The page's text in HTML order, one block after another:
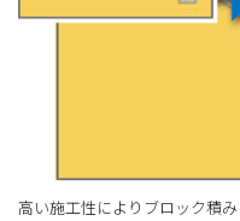
高い施工性によりブロック積